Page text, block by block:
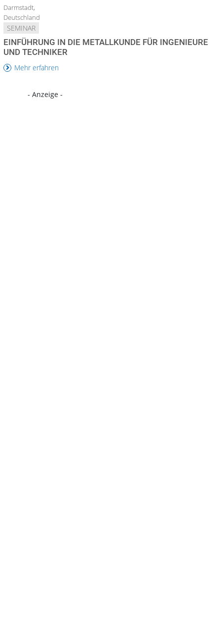
Darmstadt,
Deutschland
SEMINAR
EINFÜHRUNG IN DIE METALLKUNDE FÜR INGENIEURE
UND TECHNIKER
Mehr erfahren
- Anzeige -